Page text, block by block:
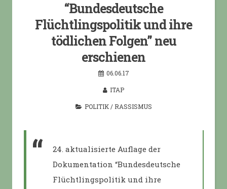
“Bundesdeutsche
Flüchtlingspolitik und ihre
tödlichen Folgen” neu
erschienen
06.06.17
ITAP
POLITIK/ RASSISMUS
24. aktualisierte Auflage der
Dokumentation “Bundesdeutsche
Flüchtlingspolitik und ihre